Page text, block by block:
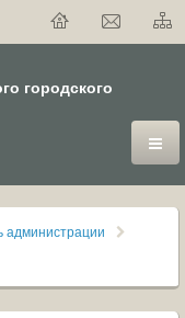
городского
администрации